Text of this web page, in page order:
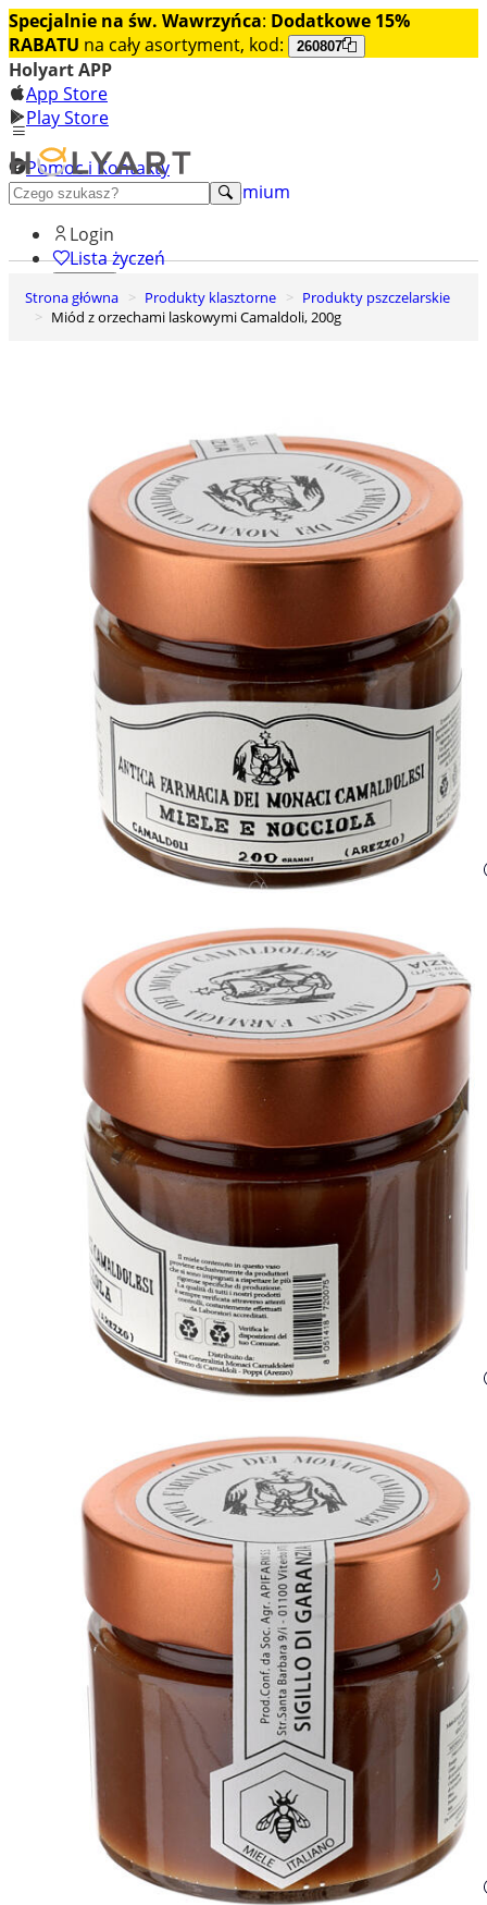
Specjalnie na św. Wawrzyńca: Dodatkowe 15%
RABATU na cały asortyment, kod: 260807
Holyart APP
App Store
Play Store
Pomoc i Kontakty
+48 222 922 860
Odkryj premium
Login
Lista życzeń
0
Koszyk
Strona główna Produkty klasztorne
Produkty pszczelarskie
Miód z orzechami laskowymi Camaldoli, 200g